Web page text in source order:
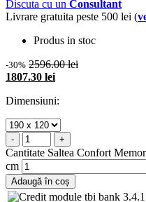
Discuta cu un Consultant
Livrare gratuita peste 500 lei (
Produs in stoc
-30% 2596.00 lei
1807.30 lei
Dimensiuni:
- +
Cantitate Saltea Confort
cm
Adaugă în coș